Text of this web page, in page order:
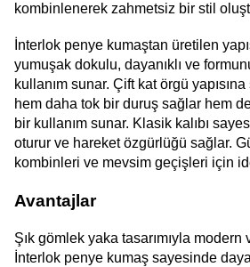
kombinlenerek zahmetsiz bir stil
İnterlok penye kumaştan üretilen
yumuşak dokulu, dayanıklı ve
kullanım sunar. Çift kat örgü
hem daha tok bir duruş sağlar hem
bir kullanım sunar. Klasik kalıbı
oturur ve hareket özgürlüğü sağlar.
kombinleri ve mevsim geçişleri için
Avantajlar
Şık gömlek yaka tasarımıyla
İnterlok penye kumaş sayesinde